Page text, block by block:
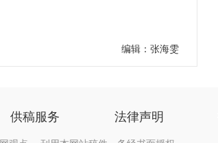
编辑：张海雯
供稿服务 法律声明